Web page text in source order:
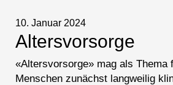
10. Januar 2024
Altersvorsorge
«Altersvorsorge» mag als Thema
Menschen zunächst langweilig